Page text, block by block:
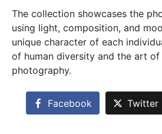
The collection showcases the
using light, composition, and
unique character of each
of human diversity and the art
photography.
Facebook Twitter